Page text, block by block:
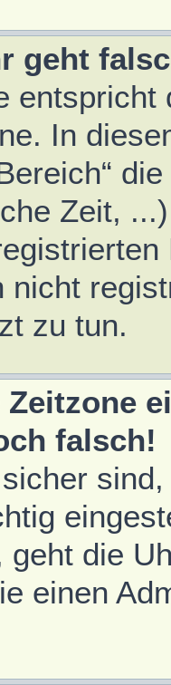
geht
In
Zeit,
nicht
zu tun.
Zeitzone
falsch!
geht die
einen